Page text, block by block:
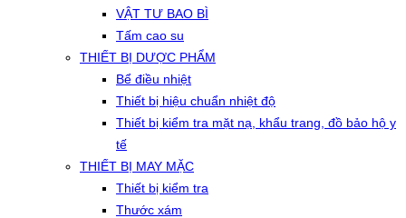
VẬT TƯ BAO BÌ
Tấm cao su
THIẾT BỊ DƯỢC PHẨM
Bể điều nhiệt
Thiết bị hiệu chuẩn nhiệt độ
Thiết bị kiểm tra mặt nạ, khẩu trang, đồ bảo hộ y
tế
THIẾT BỊ MAY MẶC
Thiết bị kiểm tra
Thước xám